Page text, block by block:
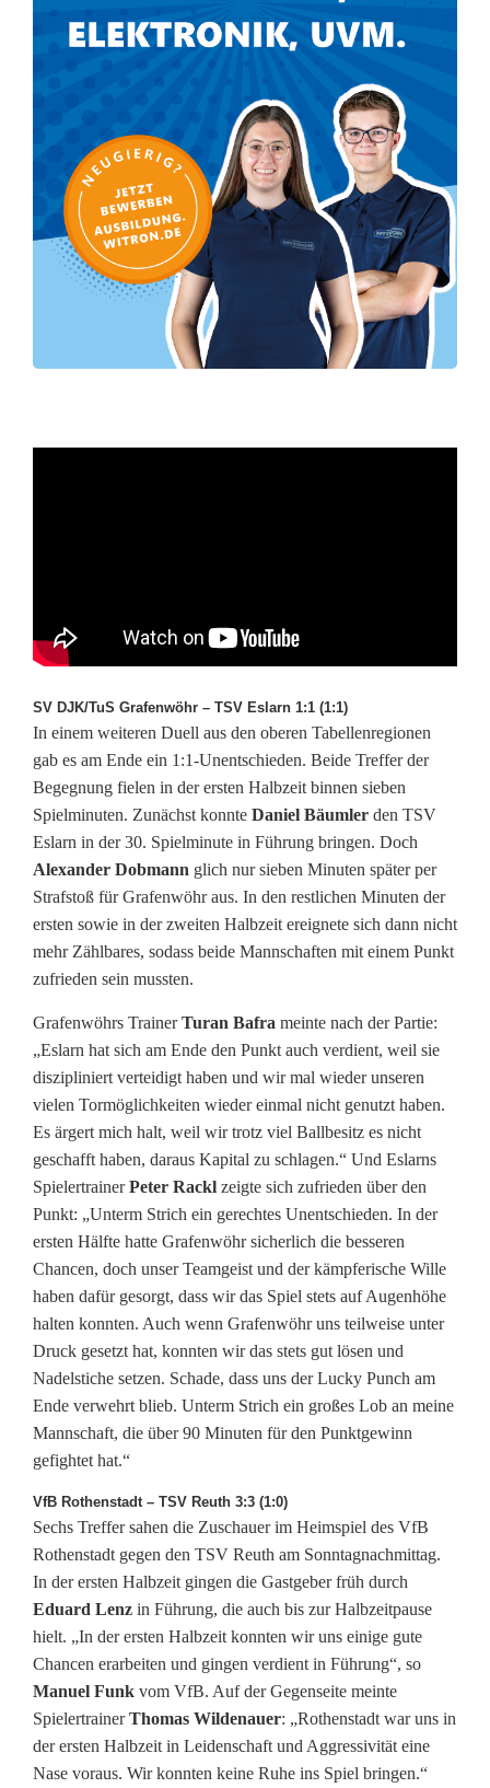
SV DJK/TuS Grafenwöhr – TSV Eslarn 1:1 (1:1)
In einem weiteren Duell aus den oberen Tabellenregionen
gab es am Ende ein 1:1-Unentschieden. Beide Treffer der
Begegnung fielen in der ersten Halbzeit binnen sieben
Spielminuten. Zunächst konnte Daniel Bäumler den TSV
Eslarn in der 30. Spielminute in Führung bringen. Doch
Alexander Dobmann glich nur sieben Minuten später per
Strafstoß für Grafenwöhr aus. In den restlichen Minuten der
ersten sowie in der zweiten Halbzeit ereignete sich dann nicht
mehr Zählbares, sodass beide Mannschaften mit einem Punkt
zufrieden sein mussten.
Grafenwöhrs TrainerTuran Bafra meinte nach der Partie:
„Eslarn hat sich am Ende den Punkt auch verdient, weil sie
diszipliniert verteidigt haben und wir mal wieder unseren
vielen Tormöglichkeiten wieder einmal nicht genutzt haben.
Es ärgert mich halt, weil wir trotz viel Ballbesitz es nicht
geschafft haben, daraus Kapital zu schlagen.“ Und Eslarns
SpielertrainerPeter Rackl zeigte sich zufrieden über den
Punkt: „Unterm Strich ein gerechtes Unentschieden. In der
ersten Hälfte hatte Grafenwöhr sicherlich die besseren
Chancen, doch unser Teamgeist und der kämpferische Wille
haben dafür gesorgt, dass wir das Spiel stets auf Augenhöhe
halten konnten. Auch wenn Grafenwöhr uns teilweise unter
Druck gesetzt hat, konnten wir das stets gut lösen und
Nadelstiche setzen. Schade, dass uns der Lucky Punch am
Ende verwehrt blieb. Unterm Strich ein großes Lob an meine
Mannschaft, die über 90 Minuten für den Punktgewinn
gefightet hat.“
VfB Rothenstadt – TSV Reuth 3:3 (1:0)
Sechs Treffer sahen die Zuschauer im Heimspiel des VfB
Rothenstadt gegen den TSV Reuth am Sonntagnachmittag.
In der ersten Halbzeit gingen die Gastgeber früh durch
Eduard Lenz in Führung, die auch bis zur Halbzeitpause
hielt. „In der ersten Halbzeit konnten wir uns einige gute
Chancen erarbeiten und gingen verdient in Führung“, so
Manuel Funk vom VfB. Auf der Gegenseite meinte
SpielertrainerThomas Wildenauer: „Rothenstadt war uns in
der ersten Halbzeit in Leidenschaft und Aggressivität eine
Nase voraus. Wir konnten keine Ruhe ins Spiel bringen.“